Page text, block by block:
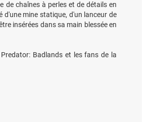
de chaînes à perles et de détails en
mine statique, d'un lanceur de
insérées dans sa main blessée en
Badlands et les fans de la